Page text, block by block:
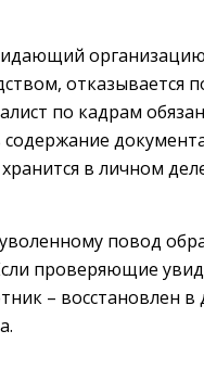
по кадрам
в личном
повод
проверяющие
– восстановлен